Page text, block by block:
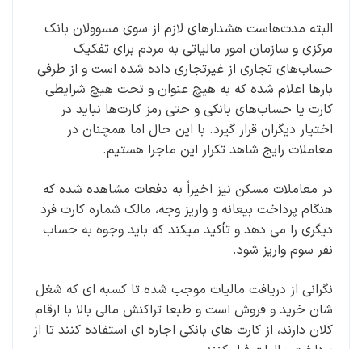
البته مدت‌هاست هشدارهای لازم از سوی مسوولان بانک
مرکزی و سازمان امور مالیاتی به مردم برای تفکیک
حساب‌های تجاری از غیر‌تجاری داده شده است و از طرفی
بارها اعلام شده که به هیچ عنوان و تحت هیچ شرایطی
کارت یا حساب‌های بانکی و حتی رمز کارت‌ها نباید در
اختیار دیگران قرار گیرد. با این حال اما همچنان در
معاملات رایج شاهد تکرار این ماجرا هستیم.
در معاملات مسکن نیز اخیراً به دفعات مشاهده شده که
هنگام پرداخت بیعانه و واریز وجه، مالک شماره کارت فرد
دیگری را می دهد و تأکید میکند که باید وجوه به حساب
نفر سوم واریز شود.
نگرانی از دریافت مالیات موجب شده تا کسبه ای که شغل
شان خرید و فروش است و طبعا تراکنش مالی بالا با ارقام
کلان دارند، از کارت های بانکی اجاره ای استفاده کنند تا از